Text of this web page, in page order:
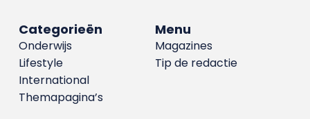
Menu
Magazines
Tip de redactie
Categorieën
Onderwijs
Lifestyle
International
Themapagina’s